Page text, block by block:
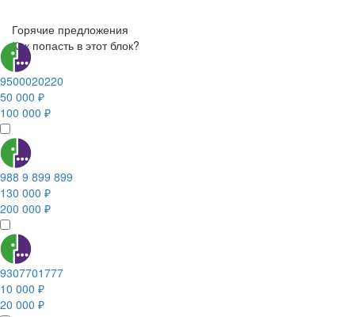
Горячие предложения
Как попасть в этот блок?
9500020220
50 000 ₽
100 000 ₽
988 9 899 899
130 000 ₽
200 000 ₽
9307701777
10 000 ₽
20 000 ₽